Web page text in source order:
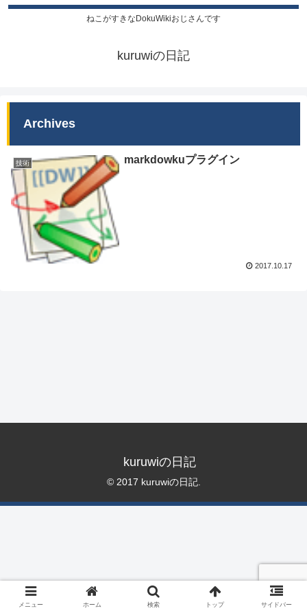
ねこがすきなDokuWikiおじさんです
kuruwiの日記
Archives
技術 markdowkuプラグイン
2017.10.17
kuruwiの日記
© 2017 kuruwiの日記.
メニュー ホーム 検索 トップ サイドバー